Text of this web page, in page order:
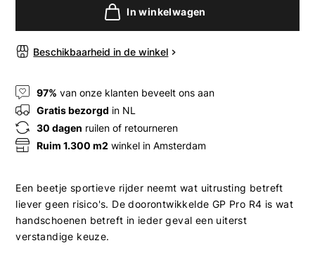
In winkelwagen
Beschikbaarheid in de winkel
97% van onze klanten beveelt ons aan
Gratis bezorgd in NL
30 dagen ruilen of retourneren
Ruim 1.300 m2 winkel in Amsterdam
Een beetje sportieve rijder neemt wat uitrusting betreft
liever geen risico's. De doorontwikkelde GP Pro R4 is wat
handschoenen betreft in ieder geval een uiterst
verstandige keuze.